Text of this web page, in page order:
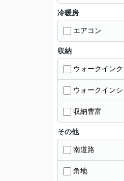
冷暖房
エアコン
収納
ウォークイン
ウォークイン
収納豊富
その他
南道路
角地